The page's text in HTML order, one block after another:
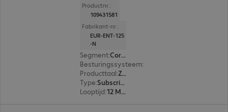
Productnr.:
109431581
Fabrikant-nr.:
EUR-ENT-125
-N
Segment:
Corporate
Besturingssysteem:
Producttaal: Zweeds, Russisch, Engels, Spaans, Japans, Portugees, Portugal, Pools, Frans, Italiaans, Nederlands, Duits
Type:
Subscription
Looptijd: 12 Maanden